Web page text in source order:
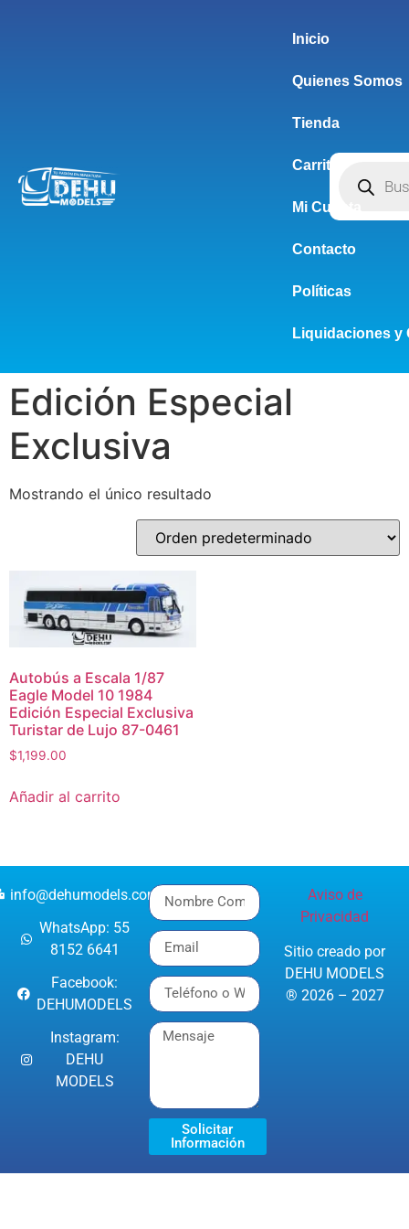
Inicio
Quienes Somos
Tienda
Carrito
Mi Cuenta
Contacto
Políticas
Liquidaciones y
Edición Especial
Exclusiva
Mostrando el único resultado
Autobús a Escala 1/87
Eagle Model 10 1984
Edición Especial Exclusiva
Turistar de Lujo 87-0461
$1,199.00
Añadir al carrito
info@dehumodels.com
WhatsApp: 55
8152 6641
Facebook:
DEHUMODELS
Instagram:
DEHU
MODELS
Solicitar
Información
Aviso de
Privacidad
Sitio creado por
DEHU MODELS
® 2026 – 2027